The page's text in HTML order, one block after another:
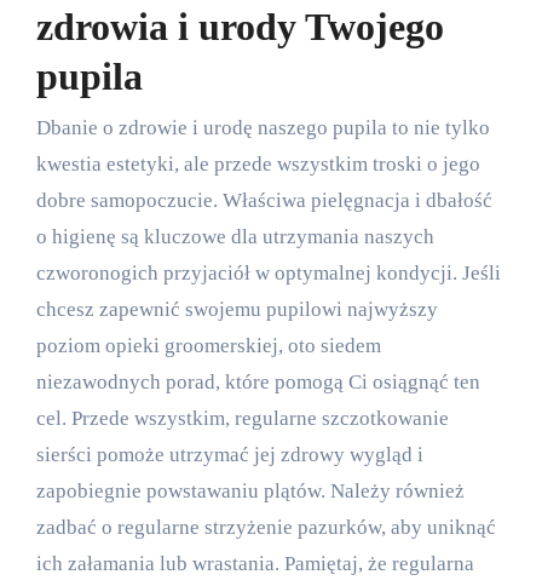
zdrowia i urody Twojego
pupila
Dbanie o zdrowie i urodę naszego pupila to nie tylko
kwestia estetyki, ale przede wszystkim troski o jego
dobre samopoczucie. Właściwa pielęgnacja i dbałość
o higienę są kluczowe dla utrzymania naszych
czworonogich przyjaciół w optymalnej kondycji. Jeśli
chcesz zapewnić swojemu pupilowi najwyższy
poziom opieki groomerskiej, oto siedem
niezawodnych porad, które pomogą Ci osiągnąć ten
cel. Przede wszystkim, regularne szczotkowanie
sierści pomoże utrzymać jej zdrowy wygląd i
zapobiegnie powstawaniu plątów. Należy również
zadbać o regularne strzyżenie pazurków, aby uniknąć
ich załamania lub wrastania. Pamiętaj, że regularna